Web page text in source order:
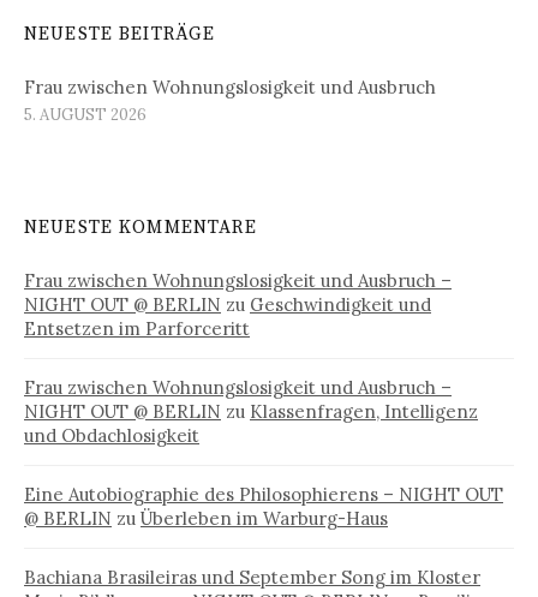
NEUESTE BEITRÄGE
Frau zwischen Wohnungslosigkeit und Ausbruch
5. AUGUST 2026
NEUESTE KOMMENTARE
Frau zwischen Wohnungslosigkeit und Ausbruch –
NIGHT OUT @ BERLIN zu Geschwindigkeit und
Entsetzen im Parforceritt
Frau zwischen Wohnungslosigkeit und Ausbruch –
NIGHT OUT @ BERLIN zu Klassenfragen, Intelligenz
und Obdachlosigkeit
Eine Autobiographie des Philosophierens – NIGHT OUT
@ BERLIN zu Überleben im Warburg-Haus
Bachiana Brasileiras und September Song im Kloster